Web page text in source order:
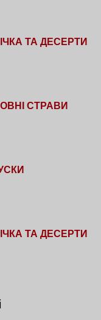
ТА ДЕСЕРТИ
СТРАВИ
ТА ДЕСЕРТИ